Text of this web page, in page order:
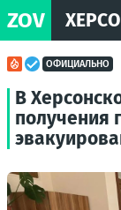
ZOV
ОФИЦИАЛЬНО
В
получения